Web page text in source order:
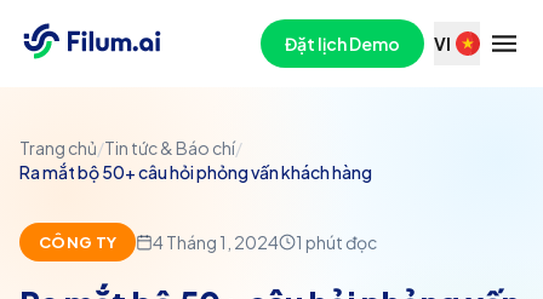
Đặt lịch Demo VI
Trang chủ/Tin tức & Báo chí/
Ra mắt bộ 50+ câu hỏi phỏng vấn khách hàng
CÔNG TY 4 Tháng 1, 2024 1 phút đọc